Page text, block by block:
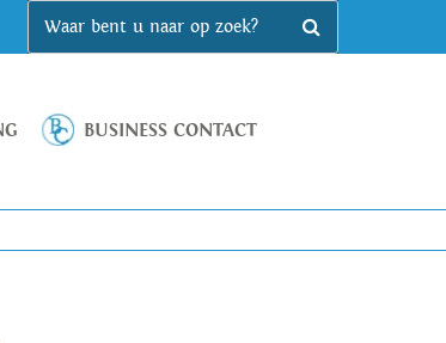
BUSINESS CONTACT